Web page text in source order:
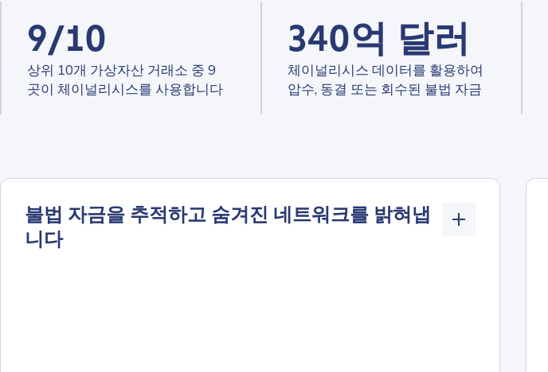
9/10
상위 10개 가상자산 거래소 중 9
곳이 체이널리시스를 사용합니다
340억 달러
체이널리시스 데이터를 활용하여
압수, 동결 또는 회수된 불법 자금
불법 자금을 추적하고 숨겨진 네트워크를 밝혀냅
니다